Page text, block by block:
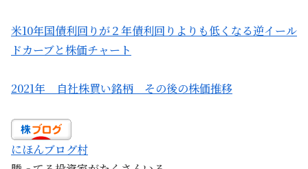
米10年国債利回りが２年債利回りよりも低くなる逆イール
ドカーブと株価チャート
2021年 自社株買い銘柄 その後の株価推移
にほんブログ村